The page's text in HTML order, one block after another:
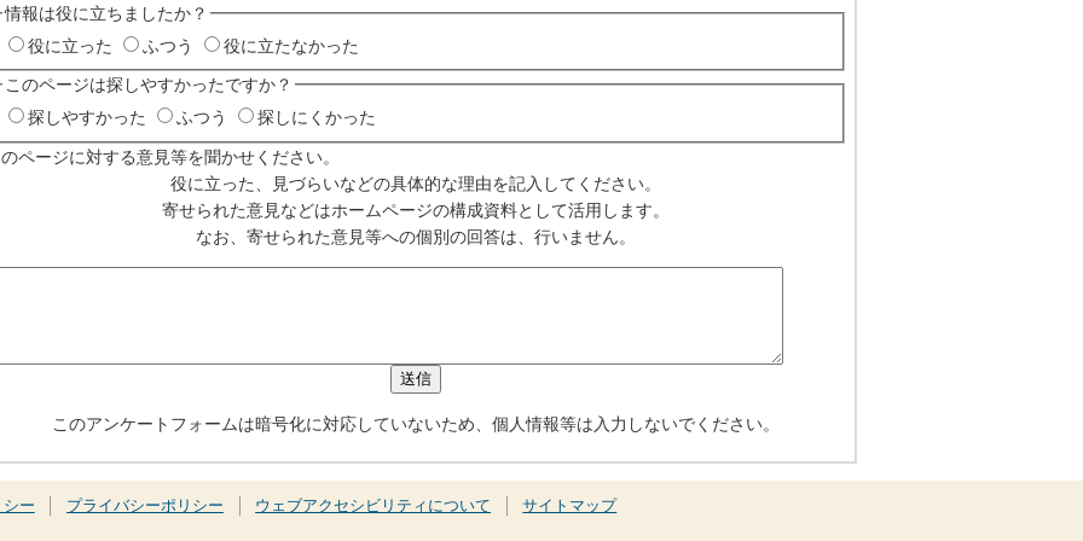
情報は役に立ちましたか？
役に立った
ふつう 役に立たなかった
このページは探しやすかったですか？
探しやすかった
ふつう 探しにくかった
ページに対する意見等を聞かせください。
役に立った、見づらいなどの具体的な理由を記入してください。
寄せられた意見などはホームページの構成資料として活用します。
なお、寄せられた意見等への個別の回答は、行いません。
このアンケートフォームは暗号化に対応していないため、個人情報等は入力しないでください。
ー プライバシーポリシー ウェブアクセシビリティについて サイトマップ